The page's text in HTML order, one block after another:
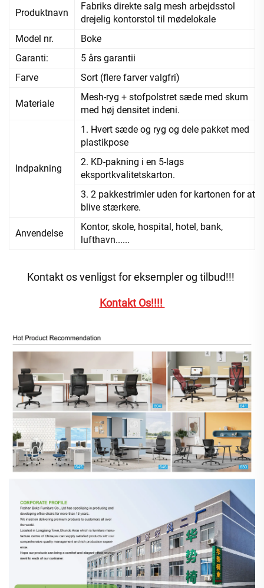
Produktnavn
Fabriks direkte salg mesh arbejdsstol
drejelig kontorstol til mødelokale
Model nr.
Boke
Garanti:
5 års garantii
Farve
Sort (flere farver valgfri)
Materiale
Mesh-ryg + stofpolstret sæde med skum
med høj densitet indeni.
Indpakning
1. Hvert sæde og ryg og dele pakket med
plastikpose
2. KD-pakning i en 5-lags
eksportkvalitetskarton.
3. 2 pakkestrimler uden for kartonen for at
blive stærkere.
Anvendelse
Kontor, skole, hospital, hotel, bank,
lufthavn......
Kontakt os venligst for eksempler og tilbud!!!
Kontakt Os!!!!